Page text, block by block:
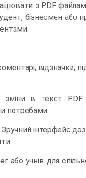
з PDF
бізнесмен
відзначки,
в текст PDF
потребами.
Зручний інтерфейс
або учнів для